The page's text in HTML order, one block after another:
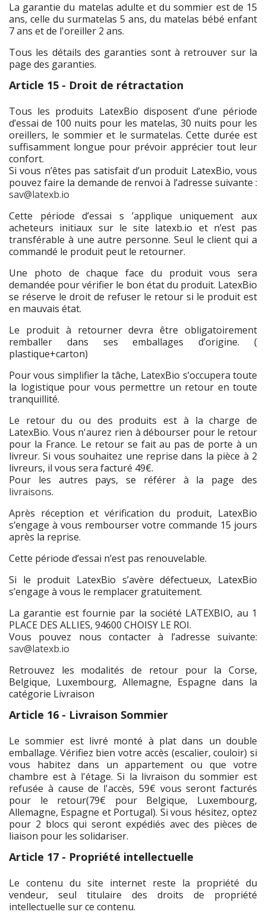
La garantie du matelas adulte et du sommier est de 15
ans, celle du surmatelas 5 ans, du matelas bébé enfant
7 ans et de l'oreiller 2 ans.
Tous les détails des garanties sont à retrouver sur la
page des garanties.
Article 15 - Droit de rétractation
Tous les produits LatexBio disposent d’une période
d’essai de 100 nuits pour les matelas, 30 nuits pour les
oreillers, le sommier et le surmatelas. Cette durée est
suffisamment longue pour prévoir apprécier tout leur
confort.
Si vous n’êtes pas satisfait d’un produit LatexBio, vous
pouvez faire la demande de renvoi à l’adresse suivante :
sav@latexb.io
Cette période d’essai s ’applique uniquement aux
acheteurs initiaux sur le site latexb.io et n’est pas
transférable à une autre personne. Seul le client qui a
commandé le produit peut le retourner.
Une photo de chaque face du produit vous sera
demandée pour vérifier le bon état du produit. LatexBio
se réserve le droit de refuser le retour si le produit est
en mauvais état.
Le produit à retourner devra être obligatoirement
remballer dans ses emballages d’origine. (
plastique+carton)
Pour vous simplifier la tâche, LatexBio s’occupera toute
la logistique pour vous permettre un retour en toute
tranquillité.
Le retour du ou des produits est à la charge de
LatexBio. Vous n'aurez rien à débourser pour le retour
pour la France. Le retour se fait au pas de porte à un
livreur. Si vous souhaitez une reprise dans la pièce à 2
livreurs, il vous sera facturé 49€.
Pour les autres pays, se référer à la page des
livraisons.
Après réception et vérification du produit, LatexBio
s’engage à vous rembourser votre commande 15 jours
après la reprise.
Cette période d’essai n’est pas renouvelable.
Si le produit LatexBio s’avère défectueux, LatexBio
s’engage à vous le remplacer gratuitement.
La garantie est fournie par la société LATEXBIO, au 1
PLACE DES ALLIES, 94600 CHOISY LE ROI.
Vous pouvez nous contacter à l’adresse suivante:
sav@latexb.io
Retrouvez les modalités de retour pour la Corse,
Belgique, Luxembourg, Allemagne, Espagne dans la
catégorie Livraison
Article 16 - Livraison Sommier
Le sommier est livré monté à plat dans un double
emballage. Vérifiez bien votre accès (escalier, couloir) si
vous habitez dans un appartement ou que votre
chambre est à l'étage. Si la livraison du sommier est
refusée à cause de l'accès, 59€ vous seront facturés
pour le retour(79€ pour Belgique, Luxembourg,
Allemagne, Espagne et Portugal). Si vous hésitez, optez
pour 2 blocs qui seront expédiés avec des pièces de
liaison pour les solidariser.
Article 17 - Propriété intellectuelle
Le contenu du site internet reste la propriété du
vendeur, seul titulaire des droits de propriété
intellectuelle sur ce contenu.